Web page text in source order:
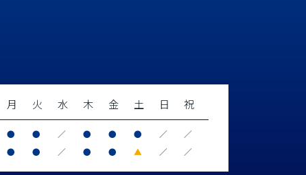
月 火 水 木 金 土 日
祝
● ● ／ ● ● ● ／ ／
● ● ／ ● ● ▲ ／ ／